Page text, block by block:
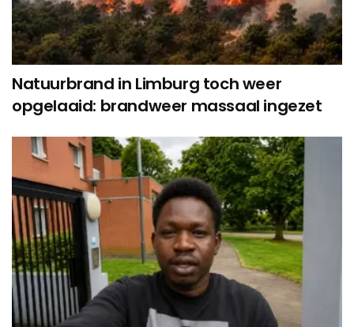
Natuurbrand in Limburg toch weer
opgelaaid: brandweer massaal ingezet